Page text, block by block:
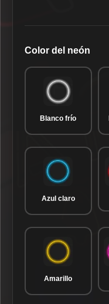
Color del neón
Blanco frío
Azul claro
Amarillo